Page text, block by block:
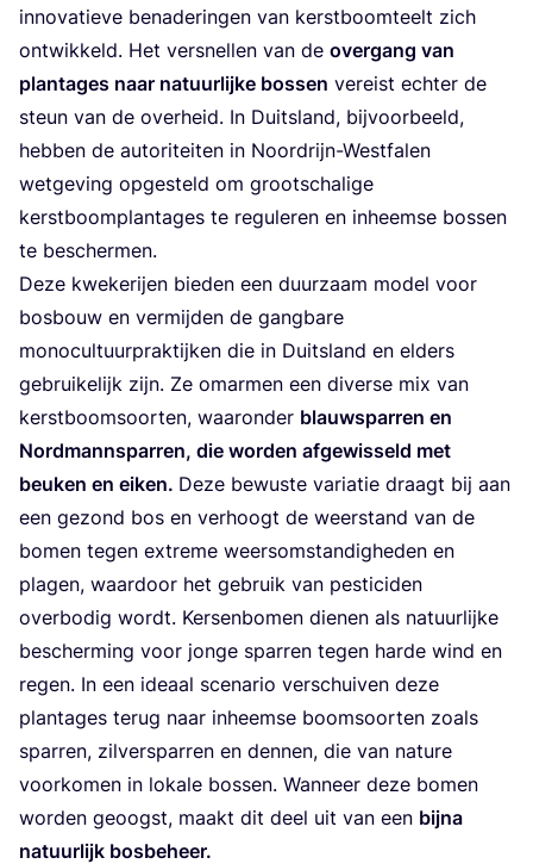
inno­va­tie­ve bena­de­rin­gen van kerst­boom­teelt zich
ont­wik­keld. Het ver­snel­len van de over­gang van
plan­ta­ges naar natuur­lij­ke bos­sen ver­eist ech­ter de
steun van de over­heid. In Duits­land, bij­voor­beeld,
heb­ben de auto­ri­tei­ten in Noor­drijn-West­fa­len
wet­ge­ving opge­steld om groot­scha­li­ge
kerst­boom­plan­ta­ges te regu­le­ren en inheem­se bos­sen
te beschermen.
Deze kwe­ke­rij­en bie­den een duur­zaam model voor
bos­bouw en ver­mij­den de gang­ba­re
mono­cul­tuur­prak­tij­ken die in Duits­land en elders
gebrui­ke­lijk zijn. Ze omar­men een diver­se mix van
kerst­boom­soor­ten, waar­on­der blauw­spar­ren en
Nord­man­n­spar­ren, die wor­den afge­wis­seld met
beu­ken en eiken. Deze bewus­te vari­a­tie draagt bij aan
een gezond bos en ver­hoogt de weer­stand van de
bomen tegen extre­me weers­om­stan­dig­he­den en
pla­gen, waar­door het gebruik van pes­ti­ci­den
over­bo­dig wordt. Ker­sen­bo­men die­nen als natuur­lij­ke
bescher­ming voor jon­ge spar­ren tegen har­de wind en
regen. In een ide­aal sce­na­rio ver­schui­ven deze
plan­ta­ges terug naar inheem­se boom­soor­ten zoals
spar­ren, zil­ver­spar­ren en den­nen, die van natu­re
voor­ko­men in loka­le bos­sen. Wan­neer deze bomen
wor­den geoogst, maakt dit deel uit van een bij­na
natuur­lijk bos­be­heer.